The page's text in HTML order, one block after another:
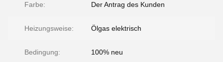
Farbe: Der Antrag des Kunden
Heizungsweise: Ölgas elektrisch
Bedingung: 100% neu